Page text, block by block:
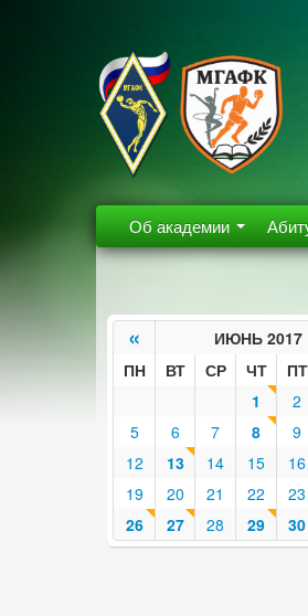
Об академии
« ИЮНЬ 2017
ПН ВТ СР ЧТ ПТ
1
2
5
6 7 8 9
12
13 14 15 16
19
20 21 22 23
26
27 28 29 30